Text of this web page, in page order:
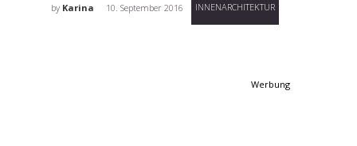
by Karina 10. September 2016 INNENARCHITEKTUR
Werbung